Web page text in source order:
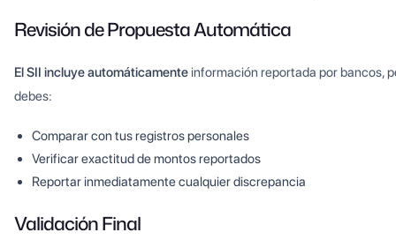
Revisión de Propuesta Automática
El SII incluye automáticamenteinformación reportada por bancos,
debes:
Comparar con tus registros personales
Verificar exactitud de montos reportados
Reportar inmediatamente cualquier discrepancia
Validación Final